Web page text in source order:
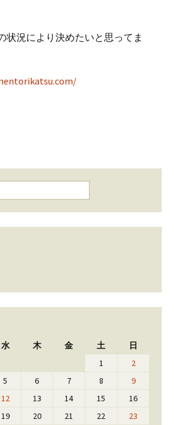
状況により決めたいと思ってま
水 木 金 土 日
1
2
5 6 7 8
9
12 13 14 15
16
19 20 21 22
23